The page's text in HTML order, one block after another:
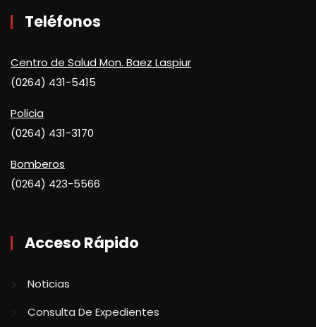
Teléfonos
Centro de Salud Mon. Baez Laspiur
(0264) 431-5415
Policia
(0264) 431-3170
Bomberos
(0264) 423-5566
Acceso Rápido
Noticias
Consulta De Expedientes